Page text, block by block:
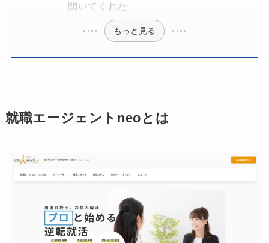
聞いてくれた
もっと見る
就職エージェントneoとは